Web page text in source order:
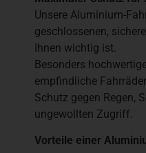
Unsere Aluminium-
geschlossenen,
Ihnen wichtig ist.
Besonders
empfindliche
Schutz gegen Regen,
ungewollten Zugriff.
Vorteile einer